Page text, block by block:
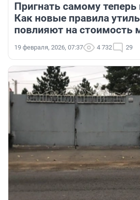
Пригнать самому
Как новые правила
повлияют на стоимость
19 февраля, 2026, 07:37 4 732 29